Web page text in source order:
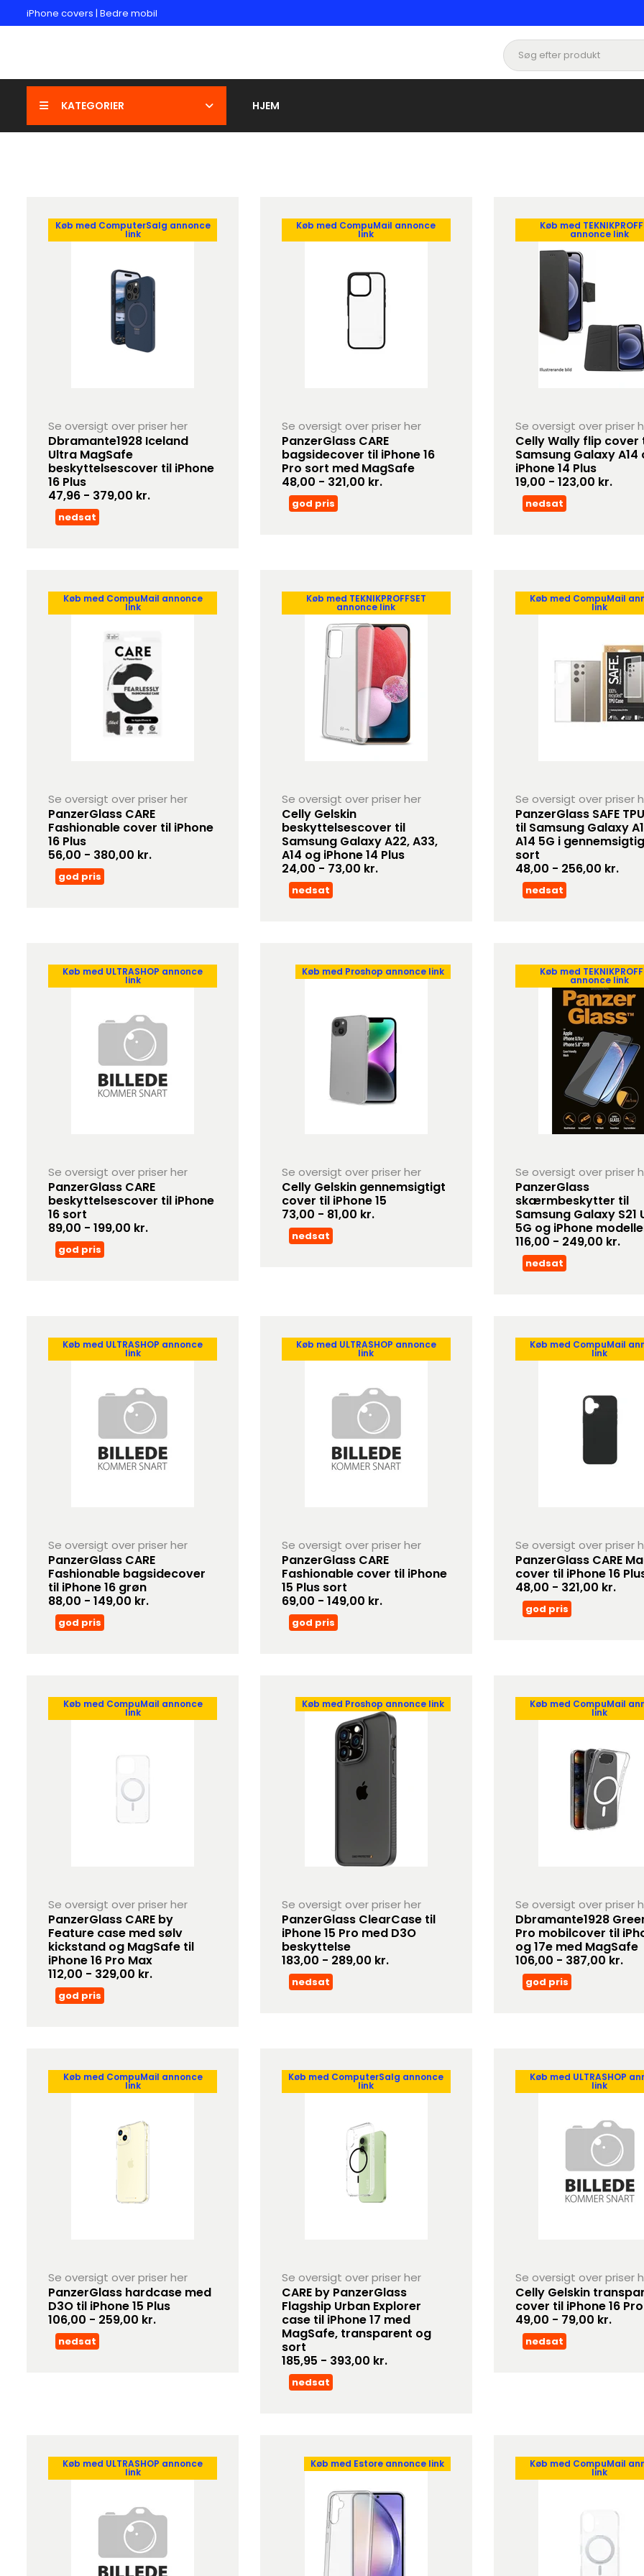
iPhone covers | Bedre mobil
KATEGORIER HJEM
Køb med ComputerSalg annonce
link
Se oversigt over priser her
Dbramante1928 Iceland
Ultra MagSafe
beskyttelsescover til iPhone
16 Plus
47,96 - 379,00 kr.
nedsat
Køb med CompuMail annonce
link
Se oversigt over priser her
PanzerGlass CARE
bagsidecover til iPhone 16
Pro sort med MagSafe
48,00 - 321,00 kr.
god pris
Køb med
annonce link
Se oversigt over priser
Celly Wally flip cover
Samsung Galaxy A14
iPhone 14 Plus
19,00 - 123,00 kr.
nedsat
Køb med CompuMail annonce
link
Se oversigt over priser her
PanzerGlass CARE
Fashionable cover til iPhone
16 Plus
56,00 - 380,00 kr.
god pris
Køb med TEKNIKPROFFSET
annonce link
Se oversigt over priser her
Celly Gelskin
beskyttelsescover til
Samsung Galaxy A22, A33,
A14 og iPhone 14 Plus
24,00 - 73,00 kr.
nedsat
Køb med CompuMail
link
Se oversigt over priser
PanzerGlass SAFE
til Samsung Galaxy
A14 5G i
sort
48,00 - 256,00 kr.
nedsat
Køb med ULTRASHOP annonce
link
Se oversigt over priser her
PanzerGlass CARE
beskyttelsescover til iPhone
16 sort
89,00 - 199,00 kr.
god pris
Køb med Proshop annonce link
Se oversigt over priser her
Celly Gelskin gennemsigtigt
cover til iPhone 15
73,00 - 81,00 kr.
nedsat
Køb med
annonce link
Se oversigt over priser
PanzerGlass
skærmbeskytter til
Samsung Galaxy S21
5G og iPhone
116,00 - 249,00 kr.
nedsat
Køb med ULTRASHOP annonce
link
Se oversigt over priser her
PanzerGlass CARE
Fashionable bagsidecover
til iPhone 16 grøn
88,00 - 149,00 kr.
god pris
Køb med ULTRASHOP annonce
link
Se oversigt over priser her
PanzerGlass CARE
Fashionable cover til iPhone
15 Plus sort
69,00 - 149,00 kr.
god pris
Køb med CompuMail
link
Se oversigt over priser
PanzerGlass CARE
cover til iPhone 16
48,00 - 321,00 kr.
god pris
Køb med CompuMail annonce
link
Se oversigt over priser her
PanzerGlass CARE by
Feature case med sølv
kickstand og MagSafe til
iPhone 16 Pro Max
112,00 - 329,00 kr.
god pris
Køb med Proshop annonce link
Se oversigt over priser her
PanzerGlass ClearCase til
iPhone 15 Pro med D3O
beskyttelse
183,00 - 289,00 kr.
nedsat
Køb med CompuMail
link
Se oversigt over priser
Dbramante1928
Pro mobilcover til
og 17e med MagSafe
106,00 - 387,00 kr.
god pris
Køb med CompuMail annonce
link
Se oversigt over priser her
PanzerGlass hardcase med
D3O til iPhone 15 Plus
106,00 - 259,00 kr.
nedsat
Køb med ComputerSalg annonce
link
Se oversigt over priser her
CARE by PanzerGlass
Flagship Urban Explorer
case til iPhone 17 med
MagSafe, transparent og
sort
185,95 - 393,00 kr.
nedsat
Køb med ULTRASHOP
link
Se oversigt over priser
Celly Gelskin
cover til iPhone 16 Pro
49,00 - 79,00 kr.
nedsat
Køb med ULTRASHOP annonce
link
Køb med Estore annonce link Køb med CompuMail
link